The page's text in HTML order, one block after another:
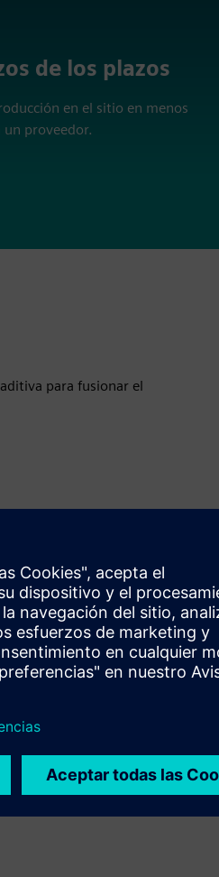
de los plazos
en el sitio en menos
proveedor.
para fusionar el
térmica (por ejemplo,
decir, si los gránulos se
es distinta de
partículas.